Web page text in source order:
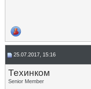
25.07.2017, 15:16
Техинком
Senior Member